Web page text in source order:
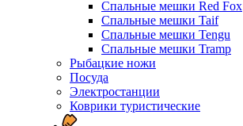
Спальные мешки Red Fox
Спальные мешки Taif
Спальные мешки Tengu
Спальные мешки Tramp
Рыбацкие ножи
Посуда
Электростанции
Коврики туристические